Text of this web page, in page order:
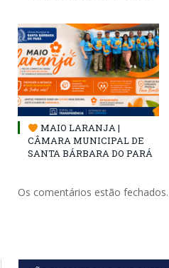
MAIO LARANJA |
CÂMARA MUNICIPAL DE
SANTA BÁRBARA DO PARÁ
Os comentários estão fechados.